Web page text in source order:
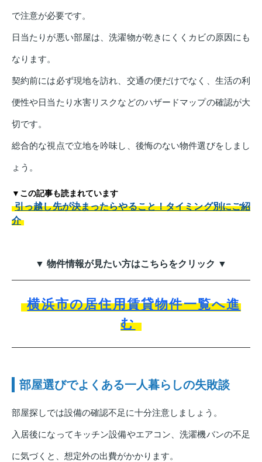
で注意が必要です。
日当たりが悪い部屋は、洗濯物が乾きにくくカビの原因にも
なります。
契約前には必ず現地を訪れ、交通の便だけでなく、生活の利
便性や日当たり水害リスクなどのハザードマップの確認が大
切です。
総合的な視点で立地を吟味し、後悔のない物件選びをしまし
ょう。
▼この記事も読まれています
引っ越し先が決まったらやること！タイミング別にご紹
介
▼ 物件情報が見たい方はこちらをクリック ▼
横浜市の居住用賃貸物件一覧へ進
む
部屋選びでよくある一人暮らしの失敗談
部屋探しでは設備の確認不足に十分注意しましょう。
入居後になってキッチン設備やエアコン、洗濯機バンの不足
に気づくと、想定外の出費がかかります。